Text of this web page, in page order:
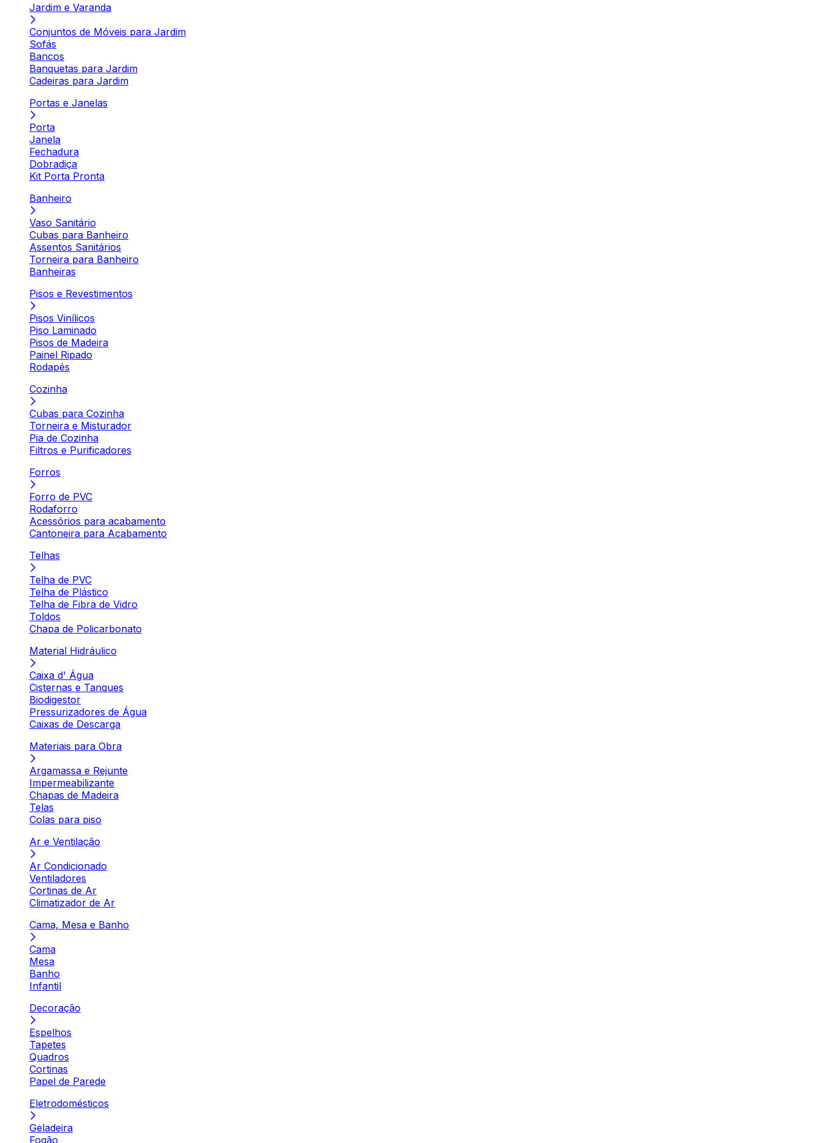
Jardim e Varanda
Conjuntos de Móveis para Jardim
Sofás
Bancos
Banquetas para Jardim
Cadeiras para Jardim
Portas e Janelas
Porta
Janela
Fechadura
Dobradiça
Kit Porta Pronta
Banheiro
Vaso Sanitário
Cubas para Banheiro
Assentos Sanitários
Torneira para Banheiro
Banheiras
Pisos e Revestimentos
Pisos Vinílicos
Piso Laminado
Pisos de Madeira
Painel Ripado
Rodapés
Cozinha
Cubas para Cozinha
Torneira e Misturador
Pia de Cozinha
Filtros e Purificadores
Forros
Forro de PVC
Rodaforro
Acessórios para acabamento
Cantoneira para Acabamento
Telhas
Telha de PVC
Telha de Plástico
Telha de Fibra de Vidro
Toldos
Chapa de Policarbonato
Material Hidráulico
Caixa d' Água
Cisternas e Tanques
Biodigestor
Pressurizadores de Água
Caixas de Descarga
Materiais para Obra
Argamassa e Rejunte
Impermeabilizante
Chapas de Madeira
Telas
Colas para piso
Ar e Ventilação
Ar Condicionado
Ventiladores
Cortinas de Ar
Climatizador de Ar
Cama, Mesa e Banho
Cama
Mesa
Banho
Infantil
Decoração
Espelhos
Tapetes
Quadros
Cortinas
Papel de Parede
Eletrodomésticos
Geladeira
Fogão